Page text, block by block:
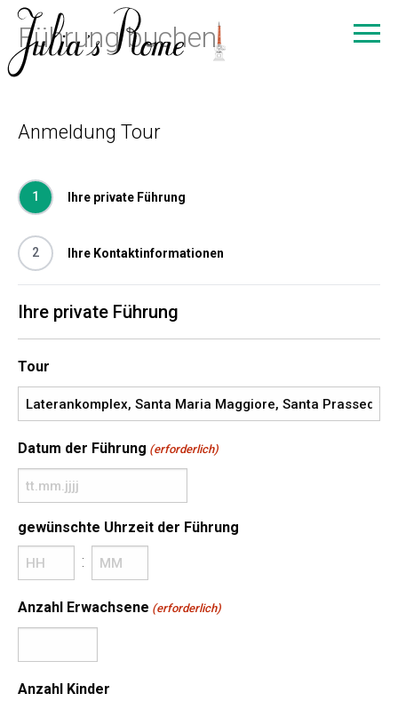
Führung buchen
Anmeldung Tour
1 Ihre private Führung
2 Ihre Kontaktinformationen
Ihre private Führung
Tour
Datum der Führung (erforderlich)
T
P
k
M
M
gewünschte Uhrzeit der Führung
d
:
t
Anzahl Erwachsene (erforderlich)
Anzahl Kinder